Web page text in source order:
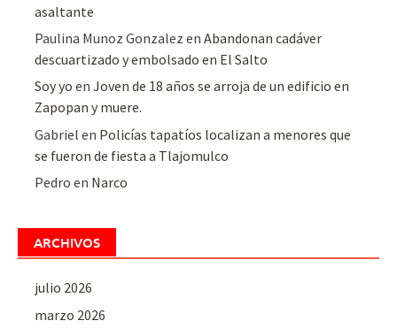
asaltante
Paulina Munoz Gonzalez enAbandonan cadáver
descuartizado y embolsado en El Salto
Soy yo enJoven de 18 años se arroja de un edificio en
Zapopan y muere.
Gabriel en Policías tapatíos localizan a menores que
se fueron de fiesta a Tlajomulco
Pedro en Narco
ARCHIVOS
julio 2026
marzo 2026